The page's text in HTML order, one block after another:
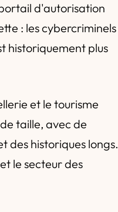
d'autorisation
: les cybercriminels
historiquement plus
et le tourisme
taille, avec de
des historiques longs.
le secteur des